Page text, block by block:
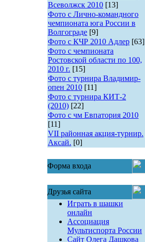
Всеволжск 2010 [13]
Фото с Лично-командного
чемпионата юга России в
Волгограде [9]
Фото с КЧР 2010 Адлер [63]
Фото с чемпионата
Ростовской области по 100,
2010 г. [15]
Фото с турнира Владимир-
опен 2010 [11]
Фото с турнира КИТ-2
(2010) [22]
Фото с чм Евпатория 2010
[11]
VII районная акция-турнир.
Аксай. [0]
Форма входа
Друзья сайта
Играть в шашки
онлайн
Ассоциация
Мультиспорта России
Сайт Олега Дашкова